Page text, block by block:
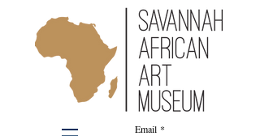
Email *